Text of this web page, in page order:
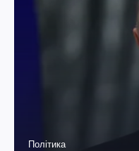
Політика